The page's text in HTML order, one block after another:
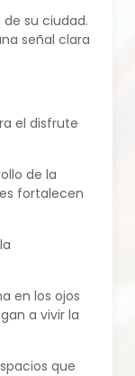
su ciudad.
señal clara
el disfrute
de la
fortalecen
en los ojos
a vivir la
que